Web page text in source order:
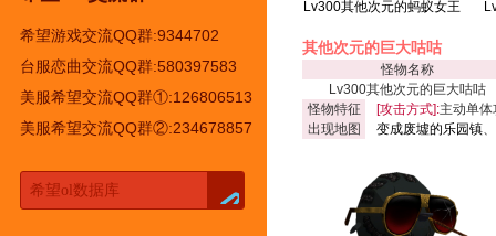
希望游戏交流QQ群:9344702
台服恋曲交流QQ群:580397583
美服希望交流QQ群①:126806513
美服希望交流QQ群②:234678857
Lv300其他次元的蚂蚁女王
其他次元的巨大咕咕
怪物名称
Lv300其他次元的巨大咕咕
怪物特征
[攻击方式]:主动单体
出现地图
变成废墟的乐园镇、